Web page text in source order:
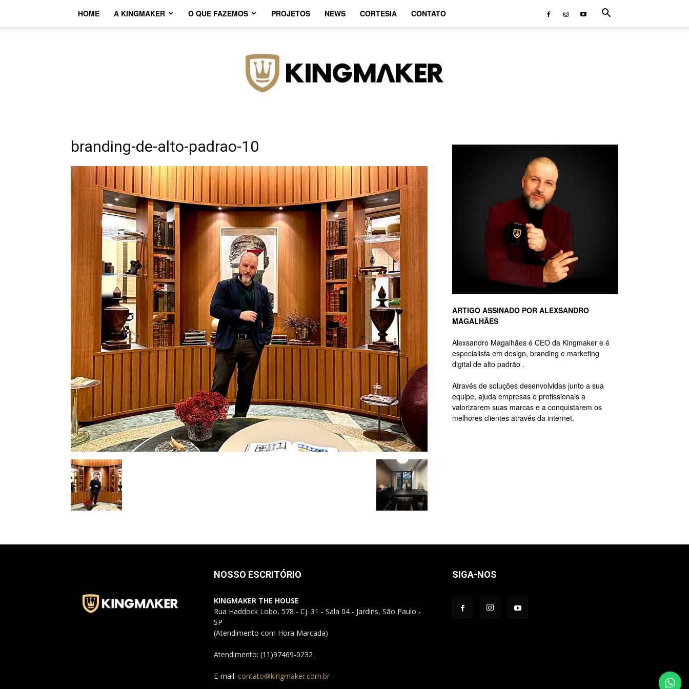
HOME A KINGMAKER O QUE FAZEMOS PROJETOS NEWS CORTESIA CONTATO
de
Branding
de
branding-de-alto-padrao-10
ARTIGO ASSINADO POR ALEXSANDRO
MAGALHÃES
Alexsandro Magalhães é CEO da Kingmaker e é
especialista em design, branding e marketing
digital de alto padrão .
Através de soluções desenvolvidas junto a sua
equipe, ajuda empresas e profissionais a
valorizarem suas marcas e a conquistarem os
melhores clientes através da internet.
NOSSO ESCRITÓRIO
KINGMAKER THE HOUSE
Rua Haddock Lobo, 578 - Cj. 31 - Sala 04 - Jardins, São Paulo -
SP
(Atendimento com Hora Marcada)
Atendimento: (11)97469-0232
E-mail: contato@kingmaker.com.br
SIGA-NOS